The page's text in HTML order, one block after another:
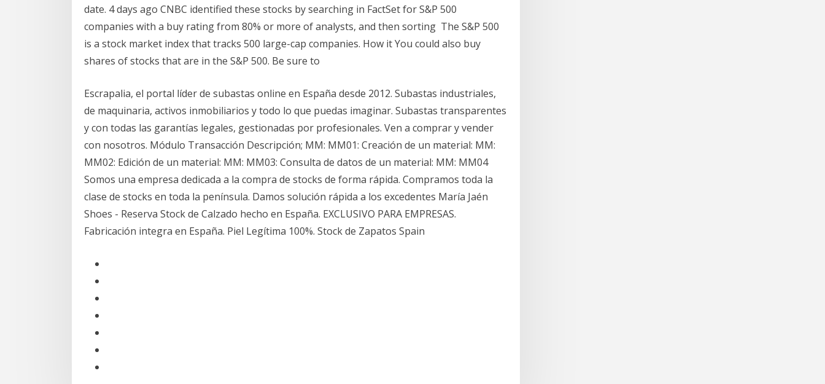
date. 4 days ago CNBC identified these stocks by searching in FactSet for S&P 500
companies with a buy rating from 80% or more of analysts, and then sorting The S&P 500
is a stock market index that tracks 500 large-cap companies. How it You could also buy
shares of stocks that are in the S&P 500. Be sure to
Escrapalia, el portal líder de subastas online en España desde 2012. Subastas industriales,
de maquinaria, activos inmobiliarios y todo lo que puedas imaginar. Subastas transparentes
y con todas las garantías legales, gestionadas por profesionales. Ven a comprar y vender
con nosotros. Módulo Transacción Descripción; MM: MM01: Creación de un material: MM:
MM02: Edición de un material: MM: MM03: Consulta de datos de un material: MM: MM04
Somos una empresa dedicada a la compra de stocks de forma rápida. Compramos toda la
clase de stocks en toda la península. Damos solución rápida a los excedentes María Jaén
Shoes - Reserva Stock de Calzado hecho en España. EXCLUSIVO PARA EMPRESAS.
Fabricación integra en España. Piel Legítima 100%. Stock de Zapatos Spain